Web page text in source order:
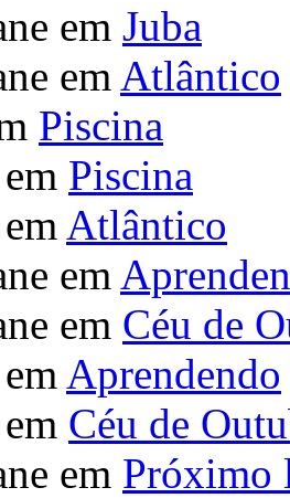
em Juba
em Atlântico
Piscina
em Piscina
em Atlântico
em
em Céu de
em Aprendendo
em Céu de
em Próximo